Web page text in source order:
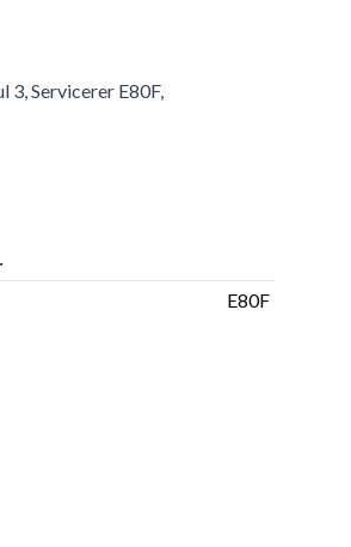
3, Servicerer E80F,
E80F